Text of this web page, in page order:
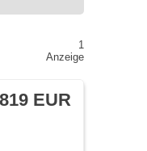
1
Anzeige
EUR